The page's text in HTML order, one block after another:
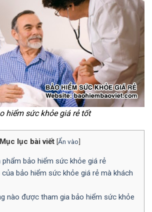
hiểm sức khỏe giá rẻ tốt
Mục lục bài viết [Ẩn vào]
phẩm bảo hiểm sức khỏe giá rẻ
bảo hiểm sức khỏe giá rẻ mà khách
nào được tham gia bảo hiểm sức khỏe